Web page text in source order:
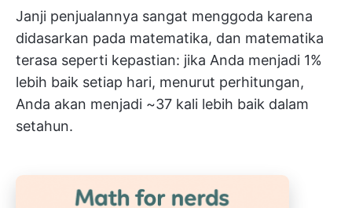
Janji penjualannya sangat menggoda karena
didasarkan pada matematika, dan matematika
terasa seperti kepastian: jika Anda menjadi 1%
lebih baik setiap hari, menurut perhitungan,
Anda akan menjadi ~37 kali lebih baik dalam
setahun.